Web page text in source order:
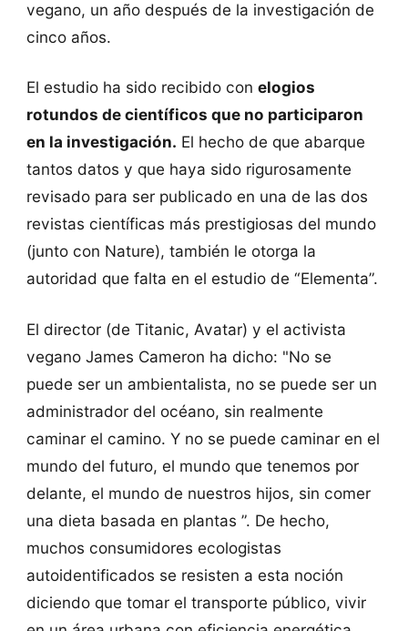
vegano, un año después de la investigación de
cinco años.
El estudio ha sido recibido con elogios
rotundos de científicos que no participaron
en la investigación. El hecho de que abarque
tantos datos y que haya sido rigurosamente
revisado para ser publicado en una de las dos
revistas científicas más prestigiosas del mundo
(junto con Nature), también le otorga la
autoridad que falta en el estudio de “Elementa”.
El director (de Titanic, Avatar) y el activista
vegano James Cameron ha dicho: "No se
puede ser un ambientalista, no se puede ser un
administrador del océano, sin realmente
caminar el camino. Y no se puede caminar en el
mundo del futuro, el mundo que tenemos por
delante, el mundo de nuestros hijos, sin comer
una dieta basada en plantas ”. De hecho,
muchos consumidores ecologistas
autoidentificados se resisten a esta noción
diciendo que tomar el transporte público, vivir